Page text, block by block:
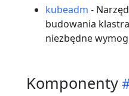
kubeadm -
budowania
niezbędne
Komponenty